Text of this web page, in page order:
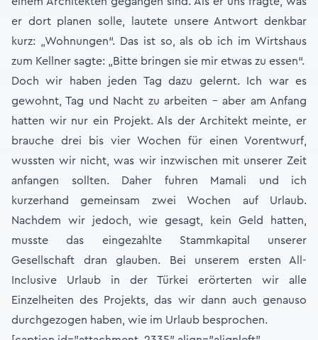
er dort planen solle, lautete unsere Antwort denkbar
kurz: „Wohnungen“. Das ist so, als ob ich im Wirtshaus
zum Kellner sagte: „Bitte bringen sie mir etwas zu essen“.
Doch wir haben jeden Tag dazu gelernt. Ich war es
gewohnt, Tag und Nacht zu arbeiten - aber am Anfang
hatten wir nur ein Projekt. Als der Architekt meinte, er
brauche drei bis vier Wochen für einen Vorentwurf,
wussten wir nicht, was wir inzwischen mit unserer Zeit
anfangen sollten. Daher fuhren Mamali und ich
kurzerhand gemeinsam zwei Wochen auf Urlaub.
Nachdem wir jedoch, wie gesagt, kein Geld hatten,
musste das eingezahlte Stammkapital unserer
Gesellschaft dran glauben. Bei unserem ersten All-
Inclusive Urlaub in der Türkei erörterten wir alle
Einzelheiten des Projekts, das wir dann auch genauso
durchgezogen haben, wie im Urlaub besprochen.